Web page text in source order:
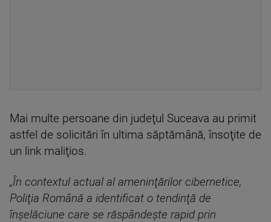
Mai multe persoane din judeţul Suceava au primit
astfel de solicitări în ultima săptămână, însoţite de
un link maliţios.
„În contextul actual al ameninţărilor cibernetice,
Poliţia Română a identificat o tendinţă de
înşelăciune care se răspândeşte rapid prin